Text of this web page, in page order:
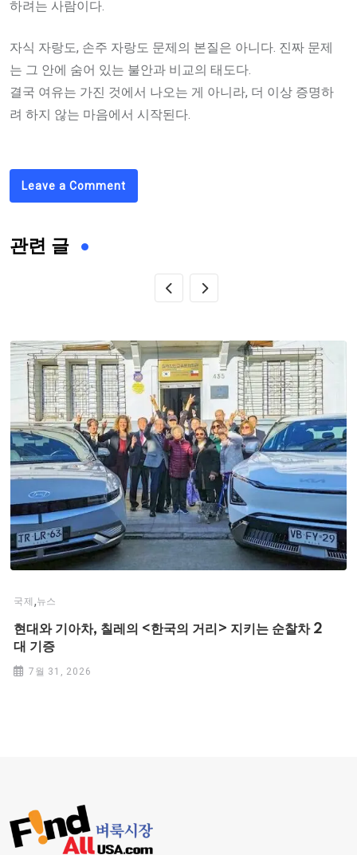
하려는 사람이다.
자식 자랑도, 손주 자랑도 문제의 본질은 아니다. 진짜 문제
는 그 안에 숨어 있는 불안과 비교의 태도다.
결국 여유는 가진 것에서 나오는 게 아니라, 더 이상 증명하
려 하지 않는 마음에서 시작된다.
Leave a Comment
관련 글
국제 ,뉴스
현대와 기아차, 칠레의 <한국의 거리> 지키는 순찰차 2
대 기증
7월 31, 2026